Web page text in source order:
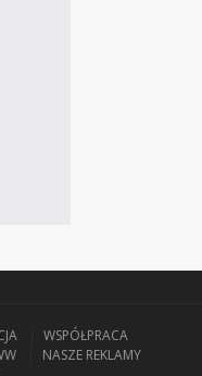
WSPÓŁPRACA
NASZE REKLAMY